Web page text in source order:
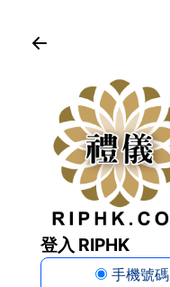
登入 RIPHK
手機號碼